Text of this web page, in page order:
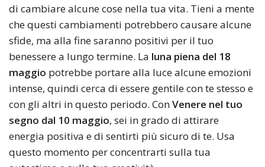
di cambiare alcune cose nella tua vita. Tieni a mente
che questi cambiamenti potrebbero causare alcune
sfide, ma alla fine saranno positivi per il tuo
benessere a lungo termine. La luna piena del 18
maggio potrebbe portare alla luce alcune emozioni
intense, quindi cerca di essere gentile con te stesso e
con gli altri in questo periodo. ConVenere nel tuo
segno dal 10 maggio, sei in grado di attirare
energia positiva e di sentirti più sicuro di te. Usa
questo momento per concentrarti sulla tua